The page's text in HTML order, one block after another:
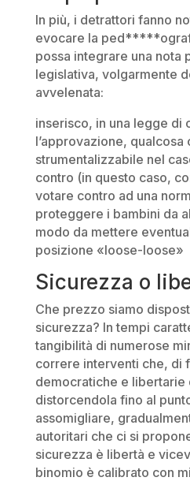
In più, i detrattori fanno
evocare la
possa integrare una nota
legislativa, volgarmente
avvelenata:
inserisco, in una legge di
l’approvazione,
strumentalizzabile nel
contro (in questo caso,
votare contro ad una
proteggere i bambini da
modo da mettere
posizione «loose-loose»
Sicurezza o
Che prezzo siamo
sicurezza? In tempi
tangibilità di numerose
correre interventi che, di
democratiche e libertarie
distorcendola fino al
assomigliare,
autoritari che ci si
sicurezza è libertà e
binomio è calibrato con